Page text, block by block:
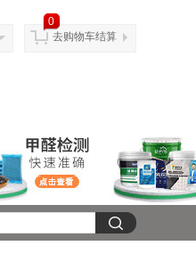
0
去购物车结算